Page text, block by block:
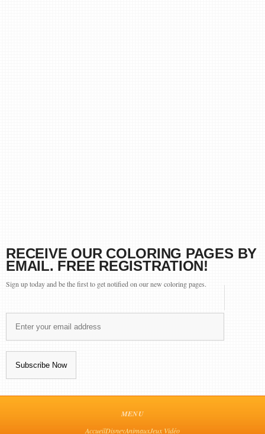
RECEIVE OUR COLORING PAGES BY
EMAIL. FREE REGISTRATION!
Sign up today and be the first to get notified on our new coloring pages.
MENU
AccueilDisneyAnimauxJeux Vidéo